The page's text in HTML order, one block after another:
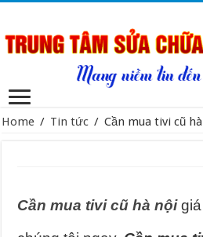
Home / Tin tức / Cần mua tivi cũ
Cần mua tivi cũ hà nộigiá